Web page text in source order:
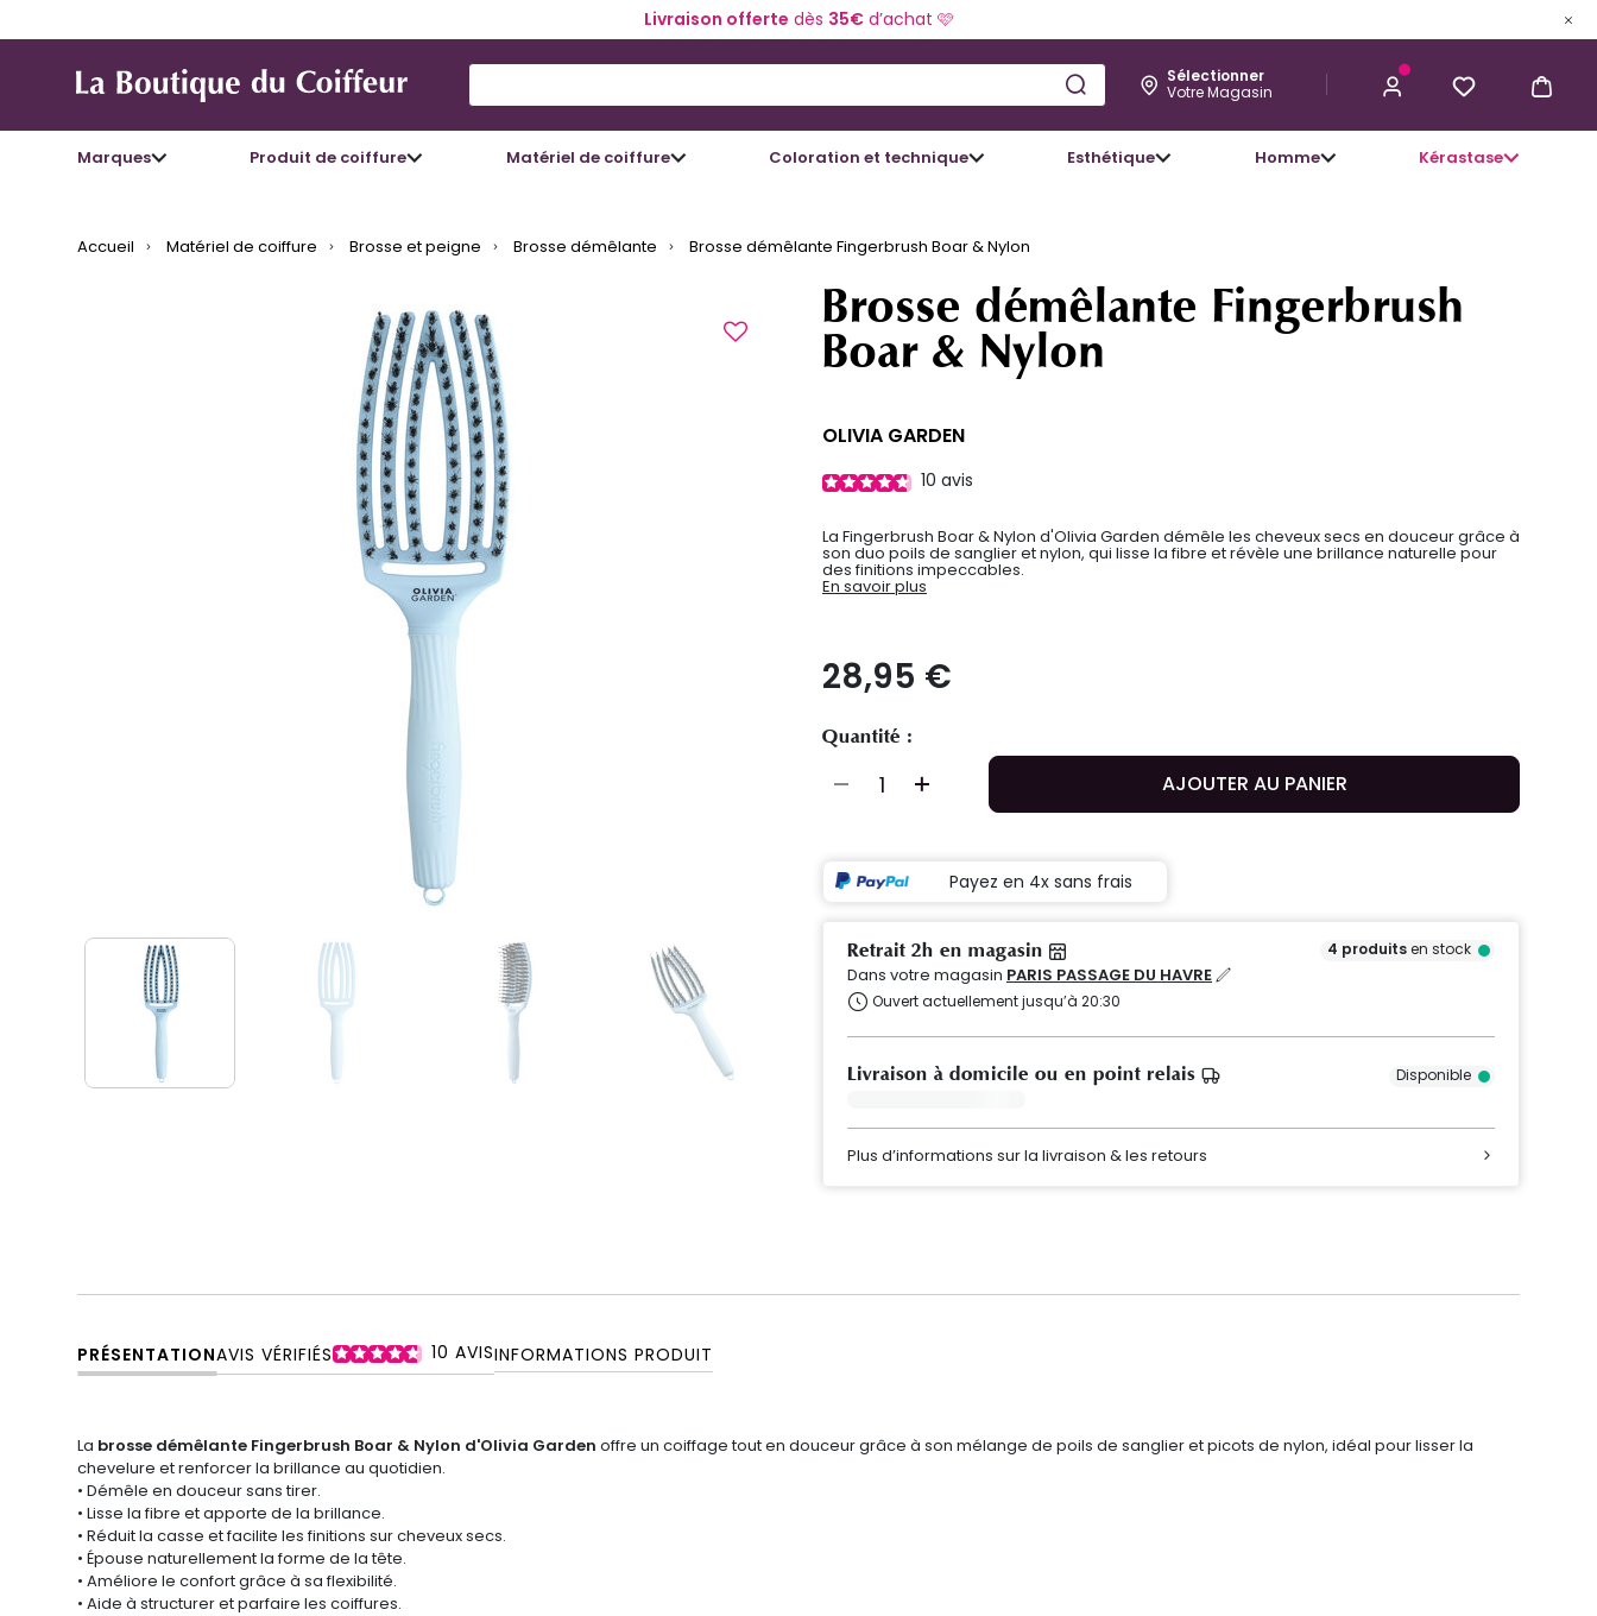
Livraison offerte dès 35€d’achat 🩷
Sélectionner
Votre Magasin
Marques Produit de coiffure Matériel de coiffure Coloration et technique Esthétique Homme Kérastase
J’ACHÈTE
Accueil Matériel de coiffure Brosse et peigne Brosse démêlante Brosse démêlante Fingerbrush Boar & Nylon
Brosse démêlante Fingerbrush
Boar & Nylon
OLIVIA GARDEN
10 avis
La Fingerbrush Boar & Nylon d'Olivia Garden démêle les cheveux secs en douceur grâce à
son duo poils de sanglier et nylon, qui lisse la fibre et révèle une brillance naturelle pour
des finitions impeccables.
En savoir plus
28,95 €
Quantité :
AJOUTER AU PANIER
Payez en 4x sans frais
Retrait 2h en magasin 4 produitsen stock
Dans votre magasin PARIS PASSAGE DU HAVRE
Ouvert actuellement jusqu’à 20:30
Livraison à domicile ou en point relais Disponible
Plus d’informations sur la livraison & les retours
PRÉSENTATIONAVIS VÉRIFIÉS 10 AVISINFORMATIONS PRODUIT
La brosse démêlante Fingerbrush Boar & Nylon d'Olivia Garden offre un coiffage tout en douceur grâce à son mélange de poils de sanglier et picots de nylon, idéal pour lisser la
chevelure et renforcer la brillance au quotidien.
• Démêle en douceur sans tirer.
• Lisse la fibre et apporte de la brillance.
• Réduit la casse et facilite les finitions sur cheveux secs.
• Épouse naturellement la forme de la tête.
• Améliore le confort grâce à sa flexibilité.
• Aide à structurer et parfaire les coiffures.